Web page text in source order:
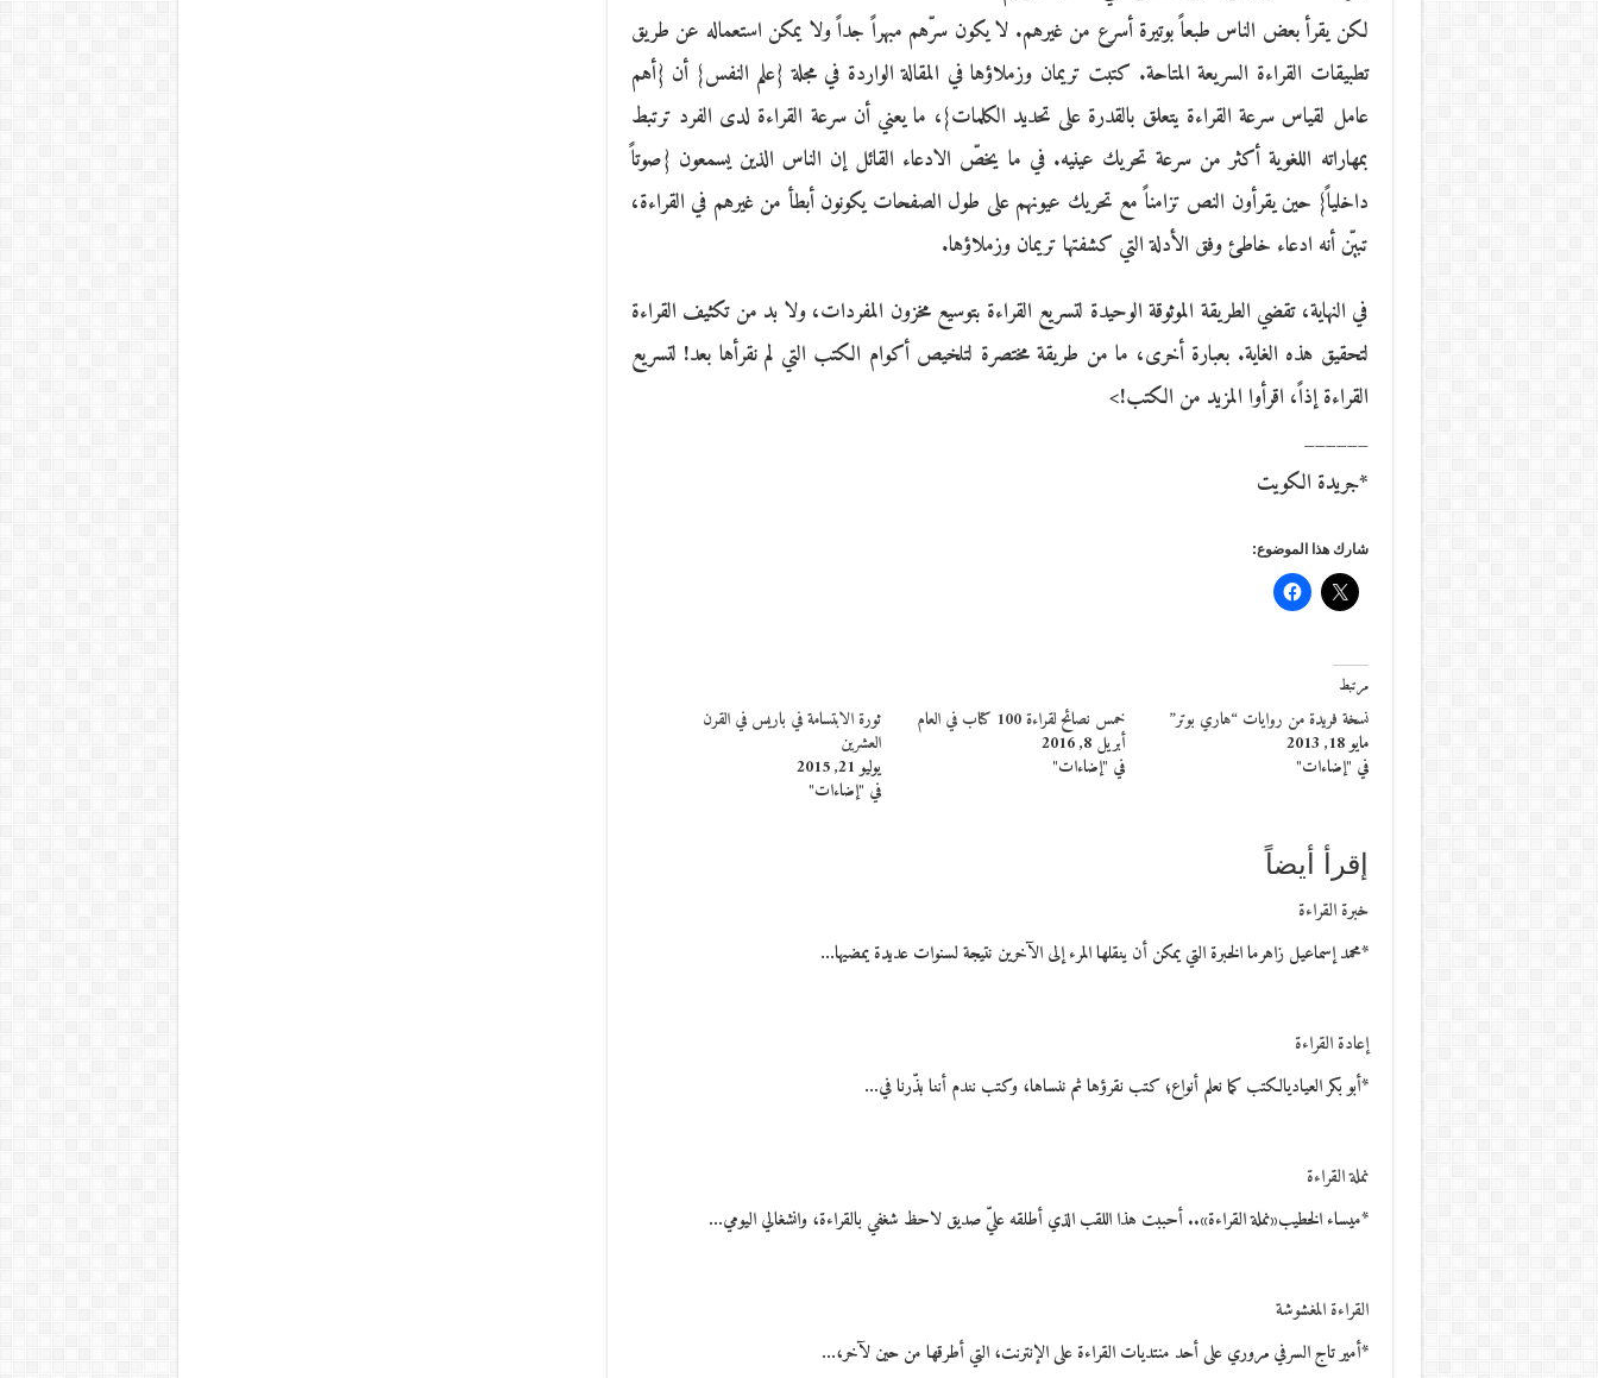
لكن يقرأ بعض الناس طبعاً بوتيرة أسرع من غيرهم. لا يكون سرّهم مبهراً جداً ولا يمكن استعماله عن طريق
تطبيقات القراءة السريعة المتاحة. كتبت تريمان وزملاؤها في المقالة الواردة في مجلة {علم النفس} أن {أهم
عامل لقياس سرعة القراءة يتعلق بالقدرة على تحديد الكلمات}، ما يعني أن سرعة القراءة لدى الفرد ترتبط
بمهاراته اللغوية أكثر من سرعة تحريك عينيه. في ما يخصّ الادعاء القائل إن الناس الذين يسمعون {صوتاً
داخلياً} حين يقرأون النص تزامناً مع تحريك عيونهم على طول الصفحات يكونون أبطأ من غيرهم في القراءة،
تبيّن أنه ادعاء خاطئ وفق الأدلة التي كشفتها تريمان وزملاؤها.
في النهاية، تقضي الطريقة الموثوقة الوحيدة لتسريع القراءة بتوسيع مخزون المفردات، ولا بد من تكثيف القراءة
لتحقيق هذه الغاية. بعبارة أخرى، ما من طريقة مختصرة لتلخيص أكوام الكتب التي لم نقرأها بعد! لتسريع
القراءة إذاً، اقرأوا المزيد من الكتب!>
______
*جريدة الكويت
شارك هذا الموضوع:
مرتبط
نسخة فريدة من روايات “هاري بوتر”
مايو 18, 2013
في "إضاءات"
خمس نصائح لقراءة 100 كتاب في العام
أبريل 8, 2016
في "إضاءات"
ثورة الابتسامة في باريس في القرن
العشرين
يوليو 21, 2015
في "إضاءات"
إقرأ أيضاً
خبرة القراءة
*محمد إسماعيل زاهرما الخبرة التي يمكن أن ينقلها المرء إلى الآخرين نتيجة لسنوات عديدة يمضيها…
إعادة القراءة
*أبو بكر العياديالكتب كما نعلم أنواع؛ كتب نقرؤها ثم ننساها، وكتب نندم أننا بذّرنا في…
نملة القراءة
*ميساء الخطيب«نملة القراءة».. أحببت هذا اللقب الذي أطلقه عليّ صديق لاحظ شغفي بالقراءة، وانشغالي اليومي…
القراءة المغشوشة
*أمير تاج السرفي مروري على أحد منتديات القراءة على الإنترنت، التي أطرقها من حين لآخر،…